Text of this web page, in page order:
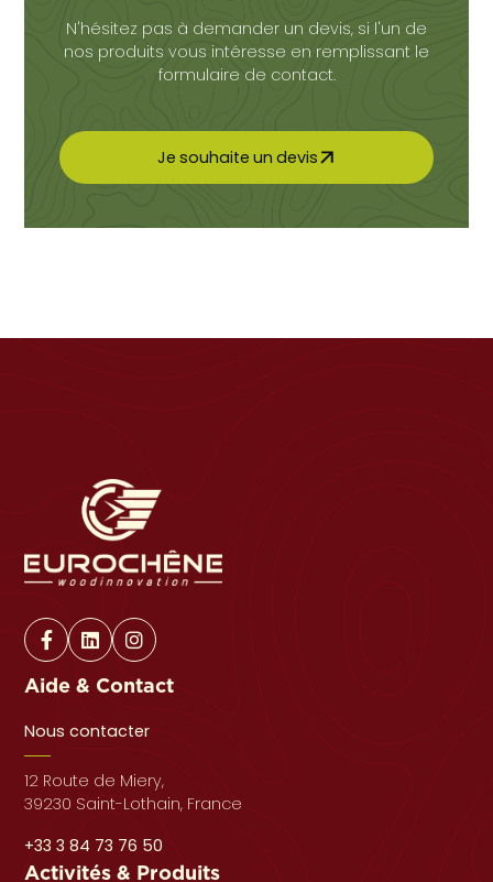
N'hésitez pas à demander un devis, si l'un de
nos produits vous intéresse en remplissant le
formulaire de contact.
Je souhaite un devis
Activités & Produits
Aide & Contact
Nous contacter
12 Route de Miery,
39230 Saint-Lothain, France
+33 3 84 73 76 50